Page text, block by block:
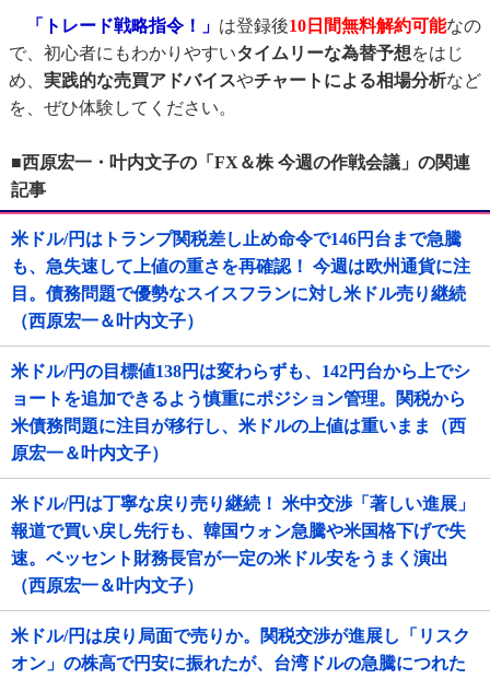
「トレード戦略指令！」 は登録後10日間無料解約可能なの
で、初心者にもわかりやすいタイムリーな為替予想をはじ
め、 実践的な売買アドバイスやチャートによる相場分析など
を、ぜひ体験してください。
■西原宏一・叶内文子の「FX＆株 今週の作戦会議」の関連
記事
米ドル/円はトランプ関税差し止め命令で146円台まで急騰
も、急失速して上値の重さを再確認！ 今週は欧州通貨に注
目。債務問題で優勢なスイスフランに対し米ドル売り継続
（西原宏一＆叶内文子）
米ドル/円の目標値138円は変わらずも、142円台から上でシ
ョートを追加できるよう慎重にポジション管理。関税から
米債務問題に注目が移行し、米ドルの上値は重いまま（西
原宏一＆叶内文子）
米ドル/円は丁寧な戻り売り継続！ 米中交渉「著しい進展」
報道で買い戻し先行も、韓国ウォン急騰や米国格下げで失
速。ベッセント財務長官が一定の米ドル安をうまく演出
（西原宏一＆叶内文子）
米ドル/円は戻り局面で売りか。関税交渉が進展し「リスク
オン」の株高で円安に振れたが、台湾ドルの急騰につれた